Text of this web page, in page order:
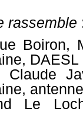
rassemble
Boiron,
Claude
Le